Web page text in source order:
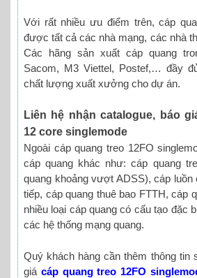
Với rất nhiều ưu điểm trên, cáp
được tất cả các nhà mạng, các nhà
Các hãng sản xuất cáp quang
Sacom, M3 Viettel, Postef,… đầy
chất lượng xuất xưởng cho dự án.
Liên hệ nhận catalogue, báo
12 core singlemode
Ngoài cáp quang treo 12FO
cáp quang khác như: cáp quang
quang khoảng vượt ADSS), cáp
tiếp, cáp quang thuê bao FTTH, cáp
nhiều loại cáp quang có cấu tạo đặc
các hệ thống mạng quang.
Quý khách hàng cần thêm thông tin
giá cáp quang treo 12FO